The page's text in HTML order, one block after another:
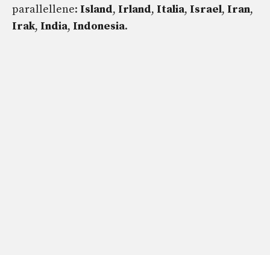
parallellene: Island, Irland, Italia, Israel, Iran,
Irak, India, Indonesia.